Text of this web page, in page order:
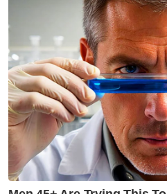
GLOBAL
Nyamuk
Nile'
GLOBAL
Korea
anjing
cecah 36.7